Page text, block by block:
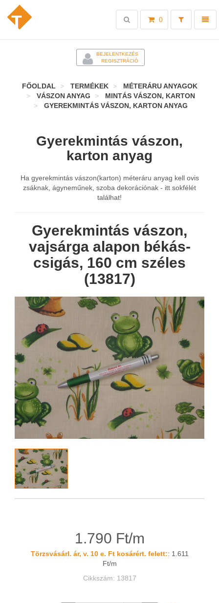
Toggle
0
Toggle
search
BEJELENTKEZÉS
REGISZTRÁCIÓ
FŐOLDAL TERMÉKEK
MÉTERÁRU ANYAGOK
VÁSZON ANYAG
MINTÁS VÁSZON, KARTON
GYEREKMINTÁS VÁSZON, KARTON ANYAG
Gyerekmintás vászon,
karton anyag
Ha gyerekmintás vászon(karton) méteráru anyag kell ovis
zsáknak, ágyneműnek, szoba dekorációnak - itt sokfélét
találhat!
Gyerekmintás vászon,
vajsárga alapon békás-
csigás, 160 cm széles
(13817)
1.790 Ft/m
Törzsvásárl. ár, v. 10 e. Ft kosárért. felett:: 1.611
Ft/m
Cikkszám: 13817